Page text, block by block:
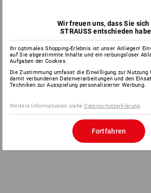
Wir freuen uns, dass Sie
STRAUSS entschieden
Ihr optimales Shopping-Erlebnis ist unser Anliegen!
auf Sie abgestimmte Inhalte und ein reibungsloser
Aufgaben der Cookies.
Die Zustimmung umfasst die Einwilligung zur Nutzung
damit verbundenen Datenverarbeitungen und den
Techniken zur Ausspielung personalisierter Werbung.
Weitere Informationen siehe Datenschutzerklärung.
Fortfahren